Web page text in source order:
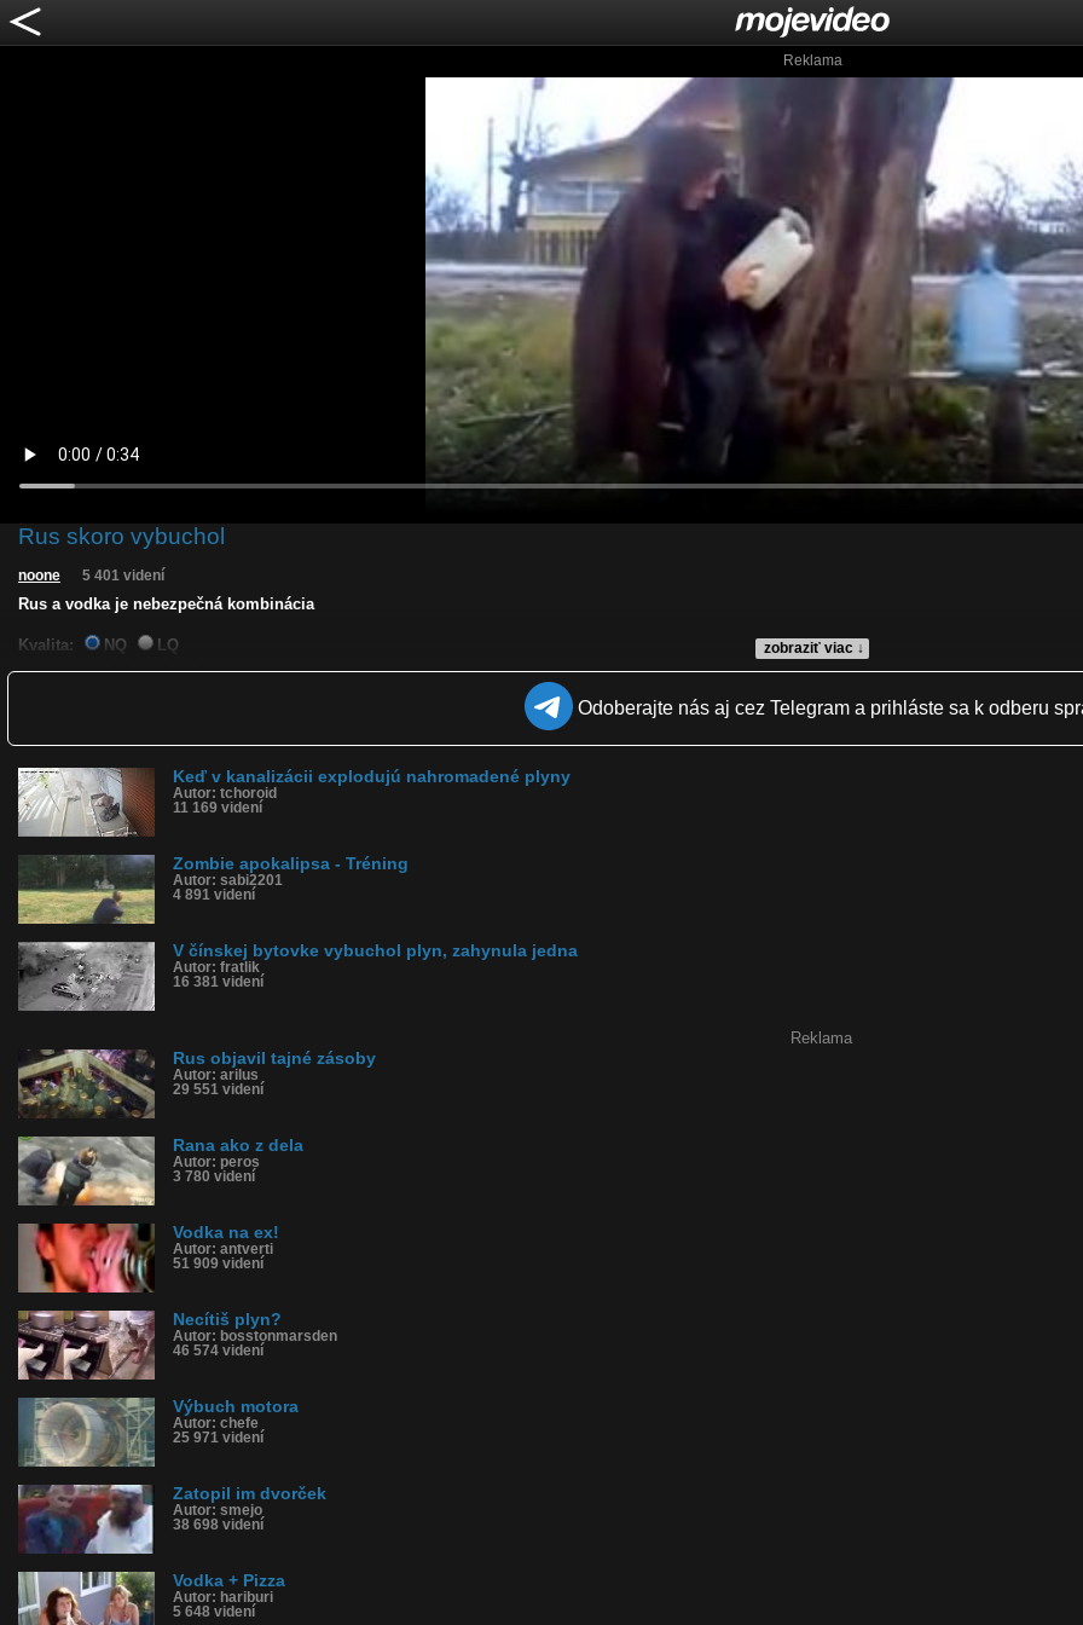
Reklama
Rus skoro vybuchol
zobraziť viac ↓
noone 5 401 videní
Rus a vodka je nebezpečná kombinácia
Kvalita: NQ
LQ
Dľžka: 0:34
Tagy: rus, vodka, vybuch
História sledovanosti videa:
Odoberajte nás aj cez Telegram a prihláste sa k odberu
Keď v kanalizácii explodujú nahromadené plyny
Autor: tchoroid
11 169 videní
Zombie apokalipsa - Tréning
Autor: sabi2201
4 891 videní
V čínskej bytovke vybuchol plyn, zahynula jedna
Autor: fratlik
16 381 videní
Reklama
Rus objavil tajné zásoby
Autor: arilus
29 551 videní
Rana ako z dela
Autor: peros
3 780 videní
Vodka na ex!
Autor: antverti
51 909 videní
Necítiš plyn?
Autor: bosstonmarsden
46 574 videní
Výbuch motora
Autor: chefe
25 971 videní
Zatopil im dvorček
Autor: smejo
38 698 videní
Vodka + Pizza
Autor: hariburi
5 648 videní